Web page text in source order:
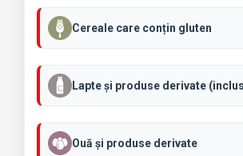
Cereale care conțin gluten
Lapte și produse derivate
Ouă și produse derivate